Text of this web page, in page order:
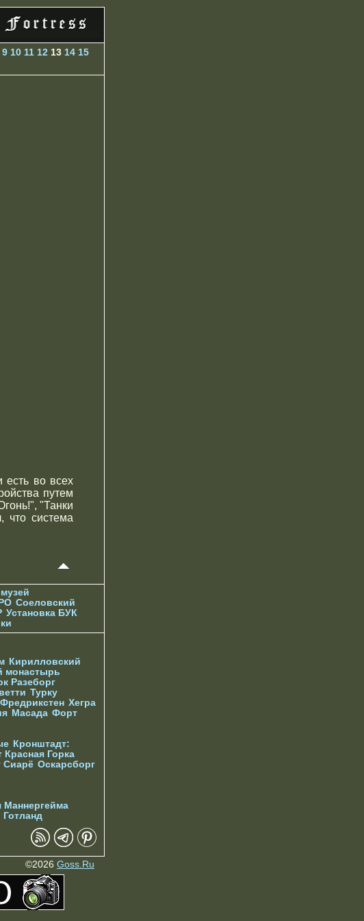
9 10 11 12 13 14 15
есть во всех
путем
"Танки
что система
Соеловский
Установка БУК
Кирилловский
монастырь
Разеборг
Турку
Фредрикстен Хегра
Масада Форт
Кронштадт:
Красная Горка
Сиарё Оскарсборг
Маннергейма
Готланд
©2026 Goss.Ru